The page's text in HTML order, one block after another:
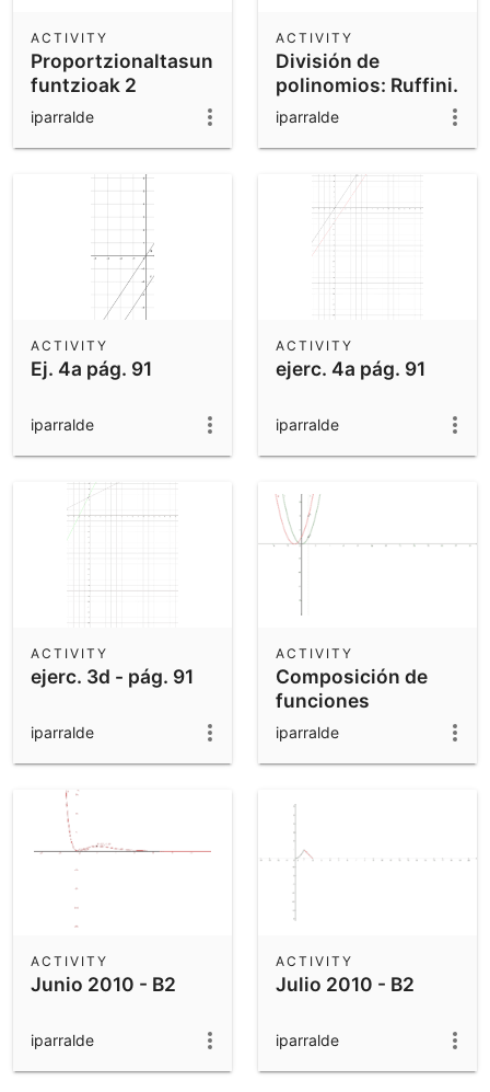
Community Resources
Get started with our Resources
Notes
App Downloads
Get started with the GeoGebra Apps
Proportzionaltasun
funtzioak 2
ACTIVITY
iparralde
División de
polinomios: Ruffini.
ACTIVITY
iparralde
Ej. 4a pág. 91
ACTIVITY
iparralde
ejerc. 4a pág. 91
ACTIVITY
iparralde
ejerc. 3d - pág. 91
ACTIVITY
iparralde
Composición de
funciones
ACTIVITY
iparralde
Junio 2010 - B2
ACTIVITY
iparralde
Julio 2010 - B2
ACTIVITY
iparralde